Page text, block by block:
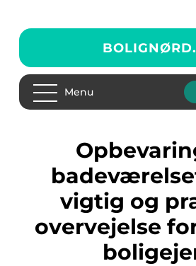
BOLIGNØRD.
Menu
Opbevaring på
vigtig og
overvejelse